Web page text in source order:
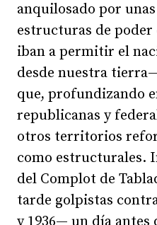
anquilosado por
estructuras de poder
iban a permitir el
desde nuestra
que, profundizando
republicanas y
otros territorios
como estructurales.
del Complot de
tarde golpistas